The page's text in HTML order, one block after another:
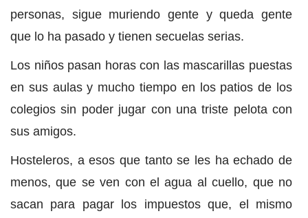
personas, sigue muriendo gente y queda gente
que lo ha pasado y tienen secuelas serias.
Los niños pasan horas con las mascarillas puestas
en sus aulas y mucho tiempo en los patios de los
colegios sin poder jugar con una triste pelota con
sus amigos.
Hosteleros, a esos que tanto se les ha echado de
menos, que se ven con el agua al cuello, que no
sacan para pagar los impuestos que, el mismo